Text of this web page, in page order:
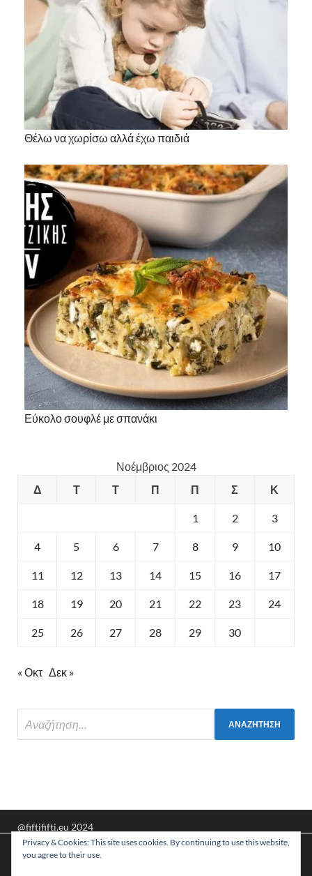
Θέλω να χωρίσω αλλά έχω παιδιά
Εύκολο σουφλέ με σπανάκι
Νοέμβριος 2024
Δ
Τ Τ Π Π Σ Κ
1 2 3
4 5 6 7 8 9 10
11 12 13 14 15 16 17
18 19 20 21 22 23 24
25 26 27 28 29 30
« Οκτ Δεκ »
@fiftififti.eu 2024
Υποστηρίζεται απόWordPressκαιHitMag.
Χρησιμοποιούμε cookies για να σας προσφέρουμε τη
βέλτιστη εμπειρία πλοήγησης στον ιστότοπό μας.
Privacy & Cookies: This site uses cookies. By continuing to use this website,
you agree to their use.